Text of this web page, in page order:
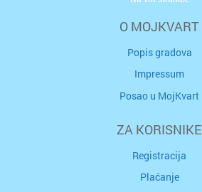
O MOJKVART
Popis gradova
Impressum
Posao u MojKvart
ZA KORISNIKE
Registracija
Plaćanje